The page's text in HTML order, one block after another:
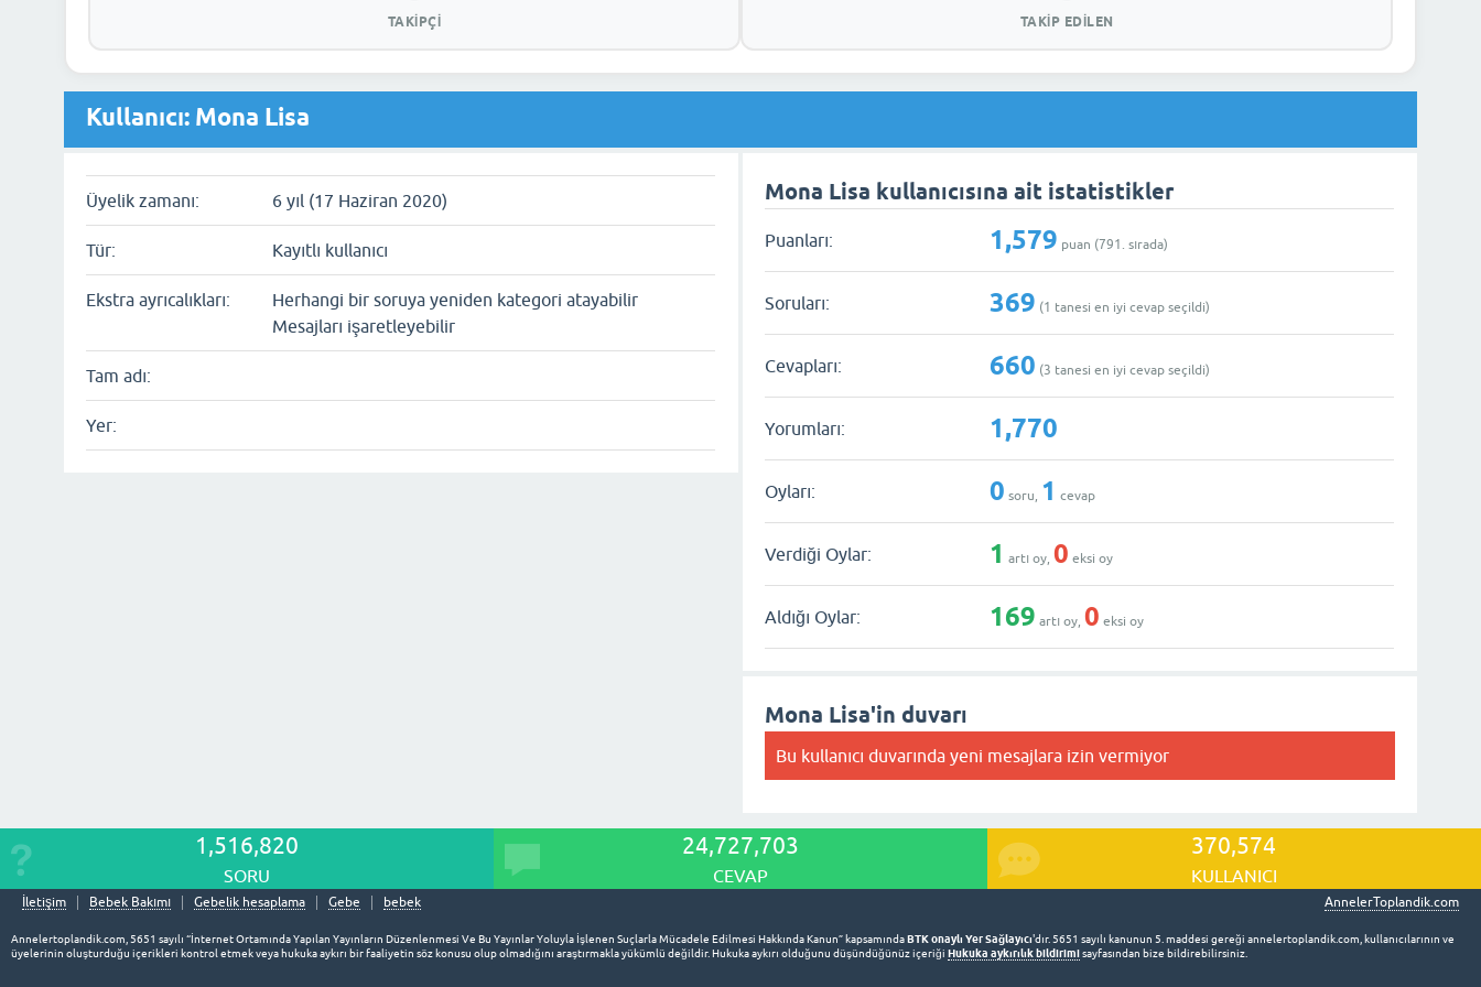
TAKIPÇI TAKIP EDILEN
Kullanıcı: Mona Lisa
Üyelik zamanı: 6 yıl (17 Haziran 2020)
Tür: Kayıtlı kullanıcı
Ekstra ayrıcalıkları:
Herhangi bir soruya yeniden kategori atayabilir
Mesajları işaretleyebilir
Tam adı:
Yer:
Mona Lisa kullanıcısına ait istatistikler
Puanları: 1,579 puan (791 . sırada)
Soruları: 369 (1 tanesi en iyi cevap seçildi)
Cevapları: 660 (3 tanesi en iyi cevap seçildi)
Yorumları: 1,770
Oyları: 0 soru, 1 cevap
Verdiği Oylar: 1 artı oy,0 eksi oy
Aldığı Oylar: 169 artı oy,0 eksi oy
Mona Lisa'in duvarı
Bu kullanıcı duvarında yeni mesajlara izin vermiyor
1,516,820
SORU
24,727,703
CEVAP
370,574
KULLANICI
İletişim Bebek Bakımı Gebelik hesaplama Gebe bebek AnnelerToplandik.com
Annelertoplandik.com, 5651 sayılı “İnternet Ortamında Yapılan Yayınların Düzenlenmesi Ve Bu Yayınlar Yoluyla İşlenen Suçlarla Mücadele Edilmesi Hakkında Kanun” kapsamındaBTK onaylı Yer Sağlayıcı'dır. 5651 sayılı kanunun 5. maddesi gereği annelertoplandik.com, kullanıcılarının ve
üyelerinin oluşturduğu içerikleri kontrol etmek veya hukuka aykırı bir faaliyetin söz konusu olup olmadığını araştırmakla yükümlü değildir. Hukuka aykırı olduğunu düşündüğünüz içeriği Hukuka aykırılık bildirimisayfasından bize bildirebilirsiniz.